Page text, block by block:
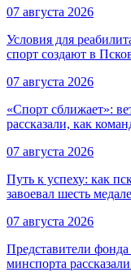
07 августа 2026
Условия для
спорт создают в
07 августа 2026
«Спорт сближает»:
рассказали, как
07 августа 2026
Путь к успеху: как
завоевал шесть
07 августа 2026
Представители
минспорта